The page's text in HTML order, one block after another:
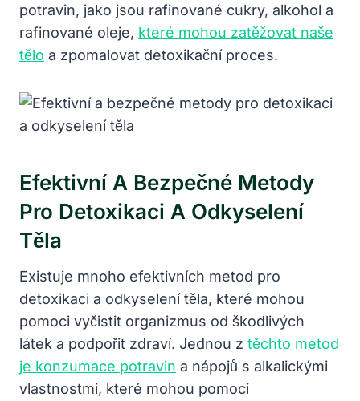
potravin, jako jsou rafinované cukry, alkohol a
rafinované oleje, které mohou zatěžovat naše
tělo a zpomalovat detoxikační proces.
Efektivní A Bezpečné Metody
Pro Detoxikaci A Odkyselení
Těla
Existuje mnoho efektivních metod pro
detoxikaci a odkyselení těla, které mohou
pomoci vyčistit organizmus od škodlivých
látek a podpořit zdraví. Jednou z těchto metod
je konzumace potravin a nápojů s alkalickými
vlastnostmi, které mohou pomoci